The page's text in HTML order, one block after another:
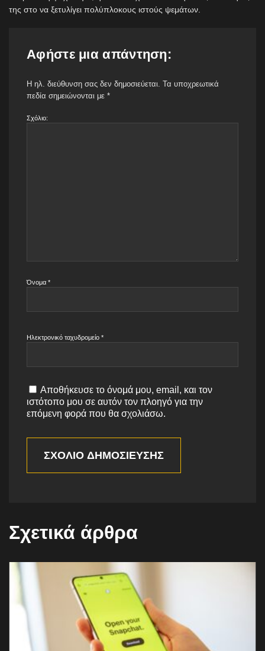
της στο να ξετυλίγει πολύπλοκους ιστούς ψεμάτων.
Αφήστε μια απάντηση:
Η ηλ. διεύθυνση σας δεν δημοσιεύεται. Τα υποχρεωτικά
πεδία σημειώνονται με *
Σχόλιο:
Όνομα *
Ηλεκτρονικό ταχυδρομείο *
Αποθήκευσε το όνομά μου, email, και τον
ιστότοπο μου σε αυτόν τον πλοηγό για την
επόμενη φορά που θα σχολιάσω.
ΣΧΌΛΙΟ ΔΗΜΟΣΊΕΥΣΗΣ
Σχετικά άρθρα